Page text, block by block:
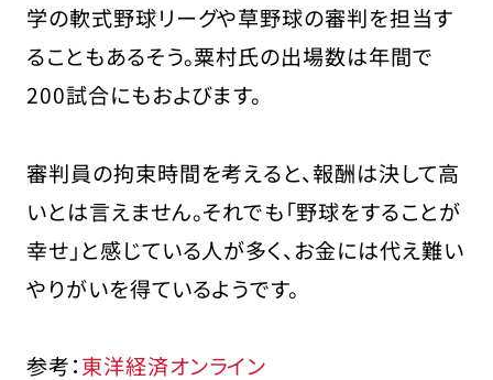
学の軟式野球リーグや草野球の審判を担当す
ることもあるそう。粟村氏の出場数は年間で
200試合にもおよびます。
審判員の拘束時間を考えると、報酬は決して高
いとは言えません。それでも「野球をすることが
幸せ」と感じている人が多く、お金には代え難い
やりがいを得ているようです。
参考：東洋経済オンライン